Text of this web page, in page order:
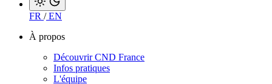
FR /EN
À propos
Découvrir CND France
Infos pratiques
L'équipe